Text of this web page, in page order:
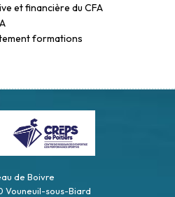
et financière du CFA
formations
de Boivre
Vouneuil-sous-Biard